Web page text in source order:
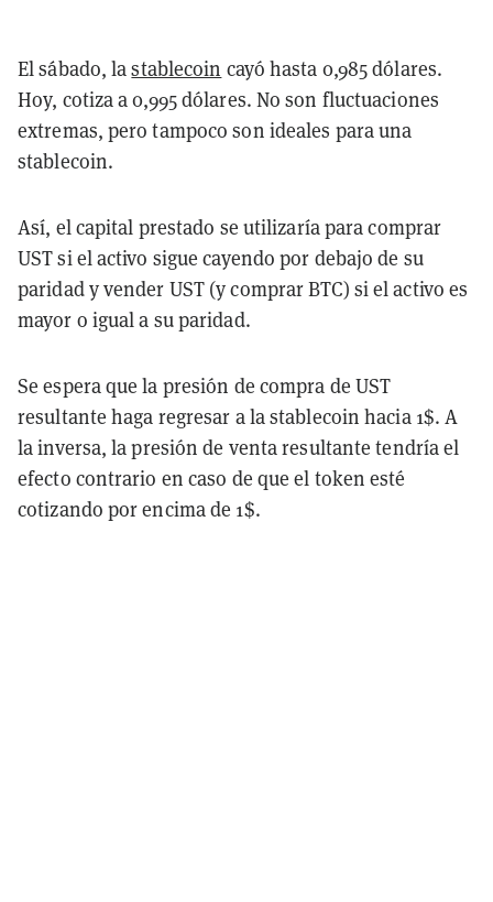
El sábado, lastablecoin cayó hasta 0,985 dólares.
Hoy, cotiza a 0,995 dólares. No son fluctuaciones
extremas, pero tampoco son ideales para una
stablecoin.
Así, el capital prestado se utilizaría para comprar
UST si el activo sigue cayendo por debajo de su
paridad y vender UST (y comprar BTC) si el activo es
mayor o igual a su paridad.
Se espera que la presión de compra de UST
resultante haga regresar a la stablecoin hacia 1$. A
la inversa, la presión de venta resultante tendría el
efecto contrario en caso de que el token esté
cotizando por encima de 1$.